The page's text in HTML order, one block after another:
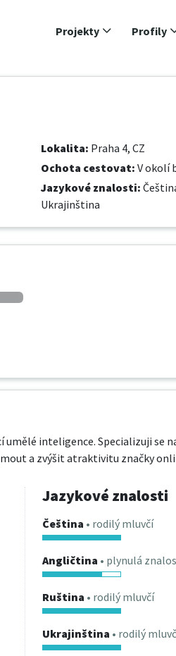
Projekty Profily
Lokalita: Praha 4, CZ
Ochota cestovat: V okolí
Jazykové znalosti:
Ukrajinština
inteligence. Specializuji se
a zvýšit atraktivitu značky
Jazykové znalosti
Čeština • rodilý mluvčí
Angličtina • plynulá
Ruština • rodilý mluvčí
Ukrajinština • rodilý